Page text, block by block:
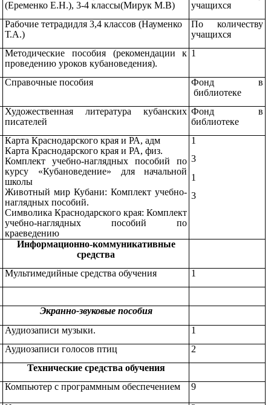
(Еременко Е.Н.), 3-4 классы(Мирук М.В)
учащихся
Рабочие тетрадидля 3,4 классов (Науменко
Т.А.)
По количеству
учащихся
Методические пособия (рекомендации к
проведению уроков кубановедения).
1
Справочные пособия
Фонд в
библиотеке
Художественная литература кубанских
писателей
Фонд в
библиотеке
Карта Краснодарского края и РА, адм
Карта Краснодарского края и РА, физ.
Комплект учебно-наглядных пособий по
курсу «Кубановедение» для начальной
школы
Животный мир Кубани: Комплект учебно-
наглядных пособий.
Символика Краснодарского края: Комплект
учебно-наглядных пособий по
краеведению
1
3
1
3
Информационно-коммуникативные
средства
Мультимедийные средства обучения
1
Экранно-звуковые пособия
Аудиозаписи музыки.
1
Аудиозаписи голосов птиц
2
Технические средства обучения
Компьютер с программным обеспечением
9